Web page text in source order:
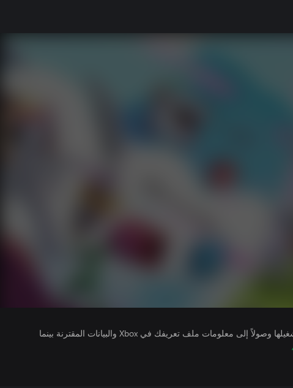
يتلقى ناشرو الألعاب التي تقوم بتشغيلها وصولاً إلى معلومات ملف تعريفك في Xbox والبيانات المقترنة بينما